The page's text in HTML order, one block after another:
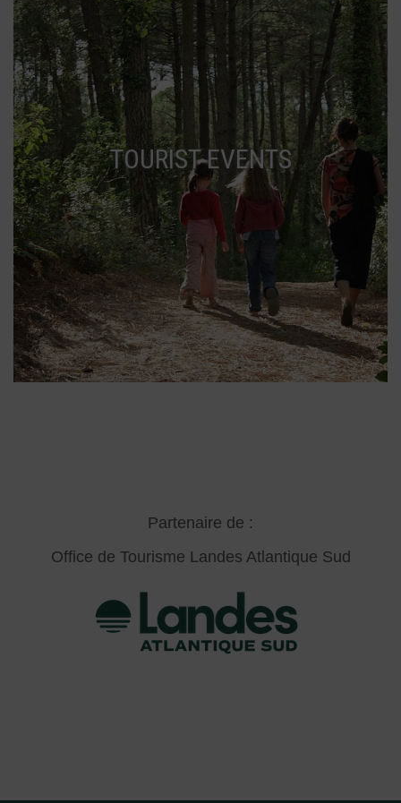
TOURIST EVENTS
Partenaire de :
Office de Tourisme Landes Atlantique Sud